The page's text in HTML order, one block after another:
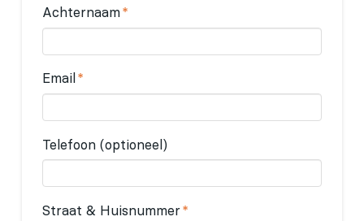
Achternaam*
Email *
Telefoon (optioneel)
Straat & Huisnummer*